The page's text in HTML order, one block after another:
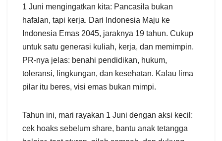
1 Juni mengingatkan kita: Pancasila bukan
hafalan, tapi kerja. Dari Indonesia Maju ke
Indonesia Emas 2045, jaraknya 19 tahun. Cukup
untuk satu generasi kuliah, kerja, dan memimpin.
PR-nya jelas: benahi pendidikan, hukum,
toleransi, lingkungan, dan kesehatan. Kalau lima
pilar itu beres, visi emas bukan mimpi.
Tahun ini, mari rayakan 1 Juni dengan aksi kecil:
cek hoaks sebelum share, bantu anak tetangga